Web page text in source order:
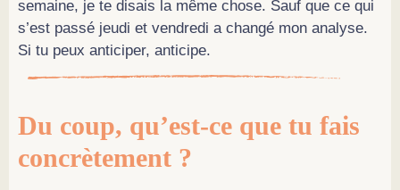
semaine, je te disais la même chose. Sauf que ce qui
s’est passé jeudi et vendredi a changé mon analyse.
Si tu peux anticiper, anticipe.
Du coup, qu’est-ce que tu fais
concrètement ?